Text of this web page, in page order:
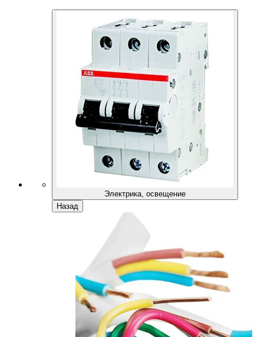
Электрика, освещение
Назад